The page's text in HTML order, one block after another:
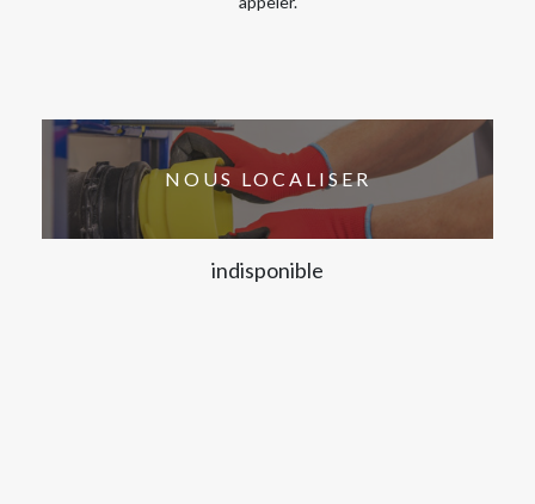
NOUS LOCALISER
indisponible